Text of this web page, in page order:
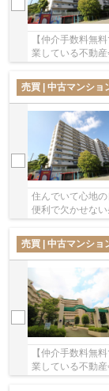
【仲介手数料無
業している不動
売買 | 中古マンショ
住んでいて心地
便利で欠かせな
売買 | 中古マンショ
【仲介手数料無
業している不動
ム済みマンショ